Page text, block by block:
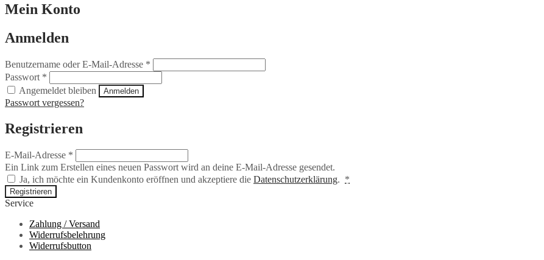
Mein Konto
Anmelden
Benutzername oder E-Mail-Adresse *
Passwort *
Angemeldet bleiben
Anmelden
Passwort vergessen?
Registrieren
E-Mail-Adresse *
Ein Link zum Erstellen eines neuen Passwort wird an deine E-Mail-Adresse gesendet.
Ja, ich möchte ein Kundenkonto eröffnen und akzeptiere die Datenschutzerklärung. *
Registrieren
Service
Zahlung / Versand
Widerrufsbelehrung
Widerrufsbutton